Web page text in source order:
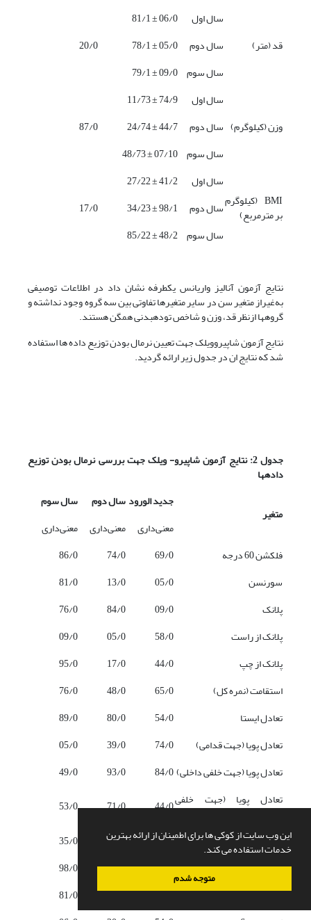
این وب سایت از کوکی ها برای اطمینان از ارائه بهترین
خدمات استفاده می کند.
متوجه شدم
قد (متر)
سال اول
06/0 ± 81/1
20/0
سال دوم
05/0 ± 78/1
سال سوم 09/0 ± 79/1
وزن (کیلوگرم)
سال اول
74/9 ± 11/73
87/0
سال دوم
44/7 ± 24/74
سال سوم 07/10 ± 48/73
BMI (کیلوگرم
بر مترمربع)
سال اول
41/2 ± 27/22
17/0
سال دوم
98/1 ± 34/23
سال سوم 48/2 ± 85/22
نتایج آزمون آنالیز واریانس یک­طرفه نشان داد در اطلاعات توصیفی
به‌غیراز متغیر سن در سایر متغیرها تفاوتی بین سه گروه وجود نداشته و
گروه­ها ازنظر قد، وزن و شاخص توده­بدنی همگن هستند.
نتایج آزمون شاپیروویلک جهت تعیین نرمال بودن توزیع داده ها استفاده
شد که نتایج ان در جدول زیر ارائه گردید.
جدول 2: نتایج آزمون شاپیرو- ویلک جهت بررسی نرمال بودن توزیع
داده­ها
متغیر
جدید الورودسال دوم
سال سوم
معنی‌داری
معنی‌داری
معنی‌داری
فلکشن 60 درجه
69/0
74/0
86/0
سورنسن
05/0
13/0
81/0
پلانک
09/0
84/0
76/0
پلانک از راست
58/0
05/0
09/0
پلانک از چپ
44/0
17/0
95/0
استقامت (نمره کل)
65/0
48/0
76/0
تعادل ایستا
54/0
80/0
89/0
تعادل پویا (جهت قدامی)
74/0
39/0
05/0
تعادل پویا (جهت خلفی داخلی)84/0
93/0
49/0
تعادل پویا (جهت خلفی
خارجی) 44/0
71/0
53/0
تعادل پویا (نمره کل)
27/0
43/0
35/0
لی تک پا
13/0
20/0
98/0
لی سه گانه متقاطع تک پا
17/0
31/0
81/0